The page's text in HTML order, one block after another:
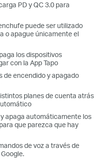
PD y QC 3.0 para
puede ser utilizado
o apague únicamente el
los dispositivos
con la App Tapo
de encendido y apagado
planes de cuenta atrás
apaga automáticamente los
que parezca que hay
de voz a través de